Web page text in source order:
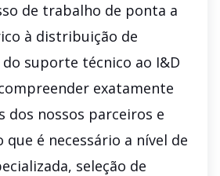
de trabalho de ponta a
à distribuição de
suporte técnico ao I&D
exatamente
dos nossos parceiros e
é necessário a nível de
seleção de